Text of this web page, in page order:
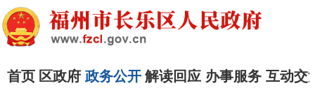
首页 区政府 政务公开 解读回应 办事服务 互动交